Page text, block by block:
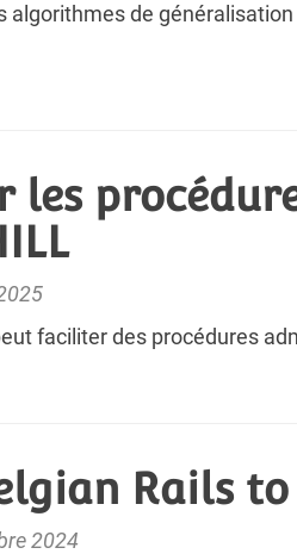
algorithmes de
les
faciliter des procédures
Rails
2024